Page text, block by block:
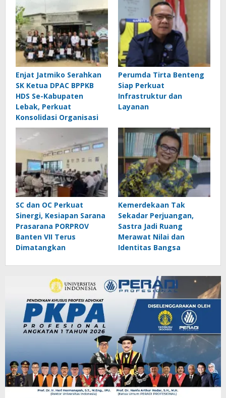
Enjat Jatmiko Serahkan
SK Ketua DPAC BPPKB
HDS Se-Kabupaten
Lebak, Perkuat
Konsolidasi Organisasi
Perumda Tirta Benteng
Siap Perkuat
Infrastruktur dan
Layanan
SC dan OC Perkuat
Sinergi, Kesiapan Sarana
Prasarana PORPROV
Banten VII Terus
Dimatangkan
Kemerdekaan Tak
Sekadar Perjuangan,
Sastra Jadi Ruang
Merawat Nilai dan
Identitas Bangsa